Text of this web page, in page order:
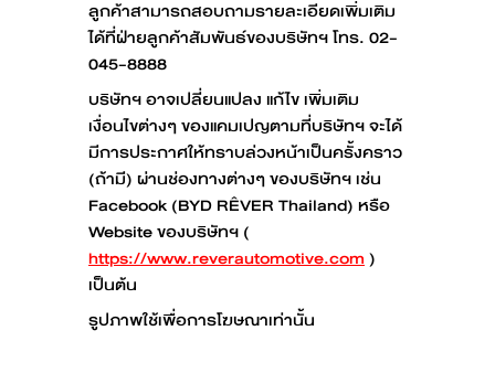
ลูกค้าสามารถสอบถามรายละเอียดเพิ่มเติม
ได้ที่ฝ่ายลูกค้าสัมพันธ์ของบริษัทฯ โทร. 02-
045-8888
บริษัทฯ อาจเปลี่ยนแปลง แก้ไข เพิ่มเติม
เงื่อนไขต่างๆ ของแคมเปญตามที่บริษัทฯ จะได้
มีการประกาศให้ทราบล่วงหน้าเป็นครั้งคราว
(ถ้ามี) ผ่านช่องทางต่างๆ ของบริษัทฯ เช่น
Facebook (BYD RÊVER Thailand) หรือ
Website ของบริษัทฯ (
https://www.reverautomotive.com)
เป็นต้น
รูปภาพใช้เพื่อการโฆษณาเท่านั้น